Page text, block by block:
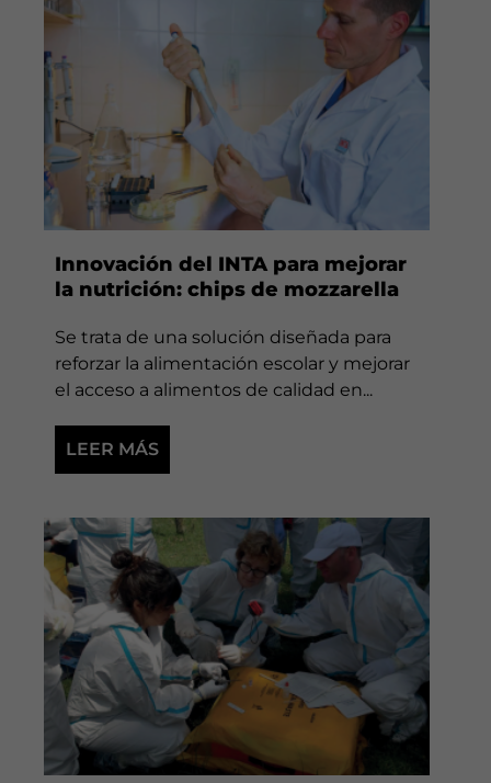
Innovación del INTA para mejorar
la nutrición: chips de mozzarella
Se trata de una solución diseñada para
reforzar la alimentación escolar y mejorar
el acceso a alimentos de calidad en...
LEER MÁS